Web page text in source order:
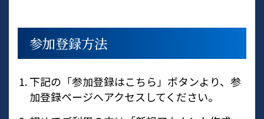
参加登録方法
下記の「参加登録はこちら」ボタンより、参
加登録ページへアクセスしてください。